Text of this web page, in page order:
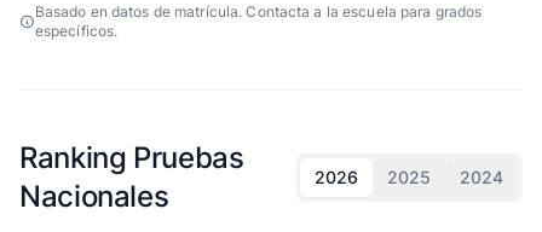
Basado en datos de matrícula. Contacta a la escuela para grados
específicos.
Ranking Pruebas
Nacionales
2026 2025 2024